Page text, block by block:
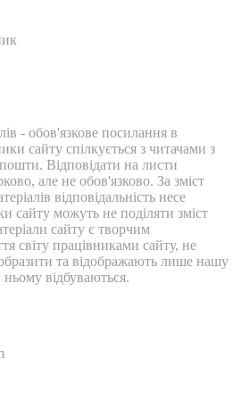
- обов'язкове посилання в
сайту спілкується з читачами з
Відповідати на листи
але не обов'язково. За зміст
відповідальність несе
сайту можуть не поділяти зміст
сайту є творчим
світу працівниками сайту, не
та відображають лише нашу
ньому відбуваються.